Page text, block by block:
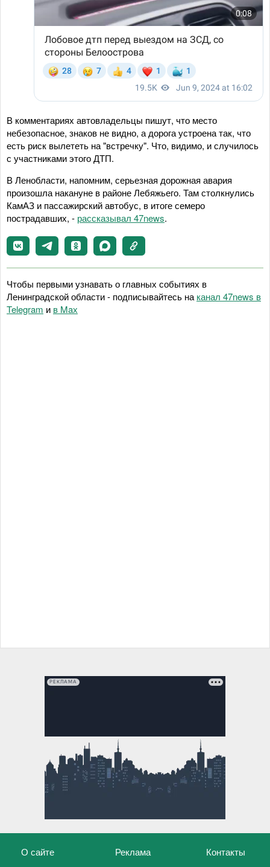
В комментариях автовладельцы пишут, что место
небезопасное, знаков не видно, а дорога устроена так, что
есть риск вылететь на "встречку". Что, видимо, и случилось
с участниками этого ДТП.
В Ленобласти, напомним, серьезная дорожная авария
произошла накануне в районе Лебяжьего. Там столкнулись
КамАЗ и пассажирский автобус, в итоге семеро
пострадавших, - рассказывал 47news.
Чтобы первыми узнавать о главных событиях в
Ленинградской области - подписывайтесь на канал 47news в
Telegram и в Maх
РЕКЛАМА
О сайте Реклама Контакты